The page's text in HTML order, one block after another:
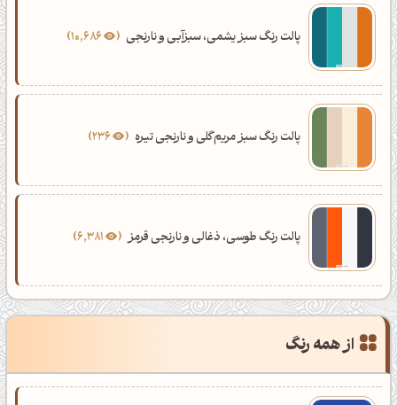
پالت رنگ سبز یشمی، سبزآبی و نارنجی
پالت رنگ سبز مریم‌گلی و نارنجی تیره
پالت رنگ طوسی، ذغالی و نارنجی قرمز
از همه رنگ